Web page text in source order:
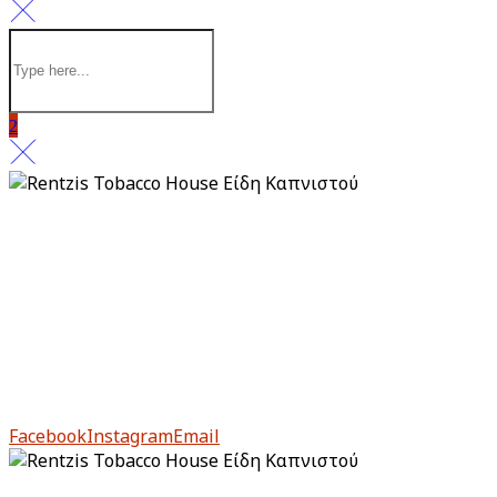
FacebookInstagramEmail